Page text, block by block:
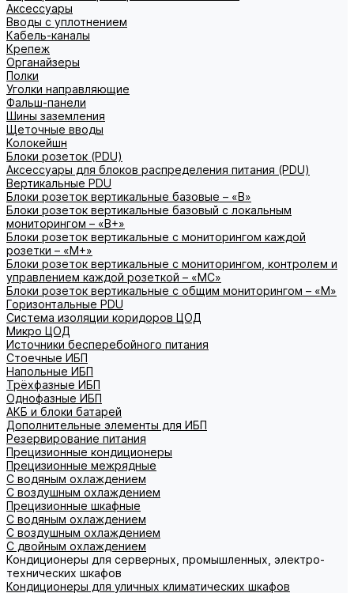
Аксессуары
Вводы с уплотнением
Кабель-каналы
Крепеж
Органайзеры
Полки
Уголки направляющие
Фальш-панели
Шины заземления
Щеточные вводы
Колокейшн
Блоки розеток (PDU)
Аксессуары для блоков распределения питания (PDU)
Вертикальные PDU
Блоки розеток вертикальные базовые – «В»
Блоки розеток вертикальные базовый с локальным
мониторингом – «В+»
Блоки розеток вертикальные с мониторингом каждой
розетки – «М+»
Блоки розеток вертикальные с мониторингом, контролем и
управлением каждой розеткой – «МС»
Блоки розеток вертикальные с общим мониторингом – «М»
Горизонтальные PDU
Система изоляции коридоров ЦОД
Микро ЦОД
Источники бесперебойного питания
Стоечные ИБП
Напольные ИБП
Трёхфазные ИБП
Однофазные ИБП
АКБ и блоки батарей
Дополнительные элементы для ИБП
Резервирование питания
Прецизионные кондиционеры
Прецизионные межрядные
С водяным охлаждением
С воздушным охлаждением
Прецизионные шкафные
С водяным охлаждением
С воздушным охлаждением
С двойным охлаждением
Кондиционеры для серверных, промышленных, электро-
технических шкафов
Кондиционеры для уличных климатических шкафов